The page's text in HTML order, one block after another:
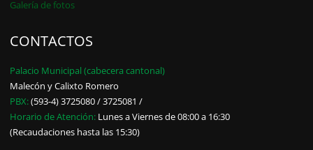
Galería de fotos
CONTACTOS
Palacio Municipal (cabecera cantonal)
Malecón y Calixto Romero
PBX:(593-4) 3725080 / 3725081 /
Horario de Atención: Lunes a Viernes de 08:00 a 16:30
(Recaudaciones hasta las 15:30)